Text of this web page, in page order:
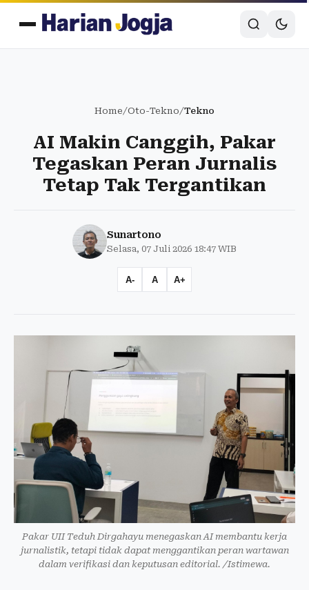
Home/Oto-Tekno/Tekno
AI Makin Canggih, Pakar
Tegaskan Peran Jurnalis
Tetap Tak Tergantikan
Sunartono
Selasa, 07 Juli 2026 18:47 WIB
A- A A+
Pakar UII Teduh Dirgahayu menegaskan AI membantu kerja
jurnalistik, tetapi tidak dapat menggantikan peran wartawan
dalam verifikasi dan keputusan editorial. /Istimewa.